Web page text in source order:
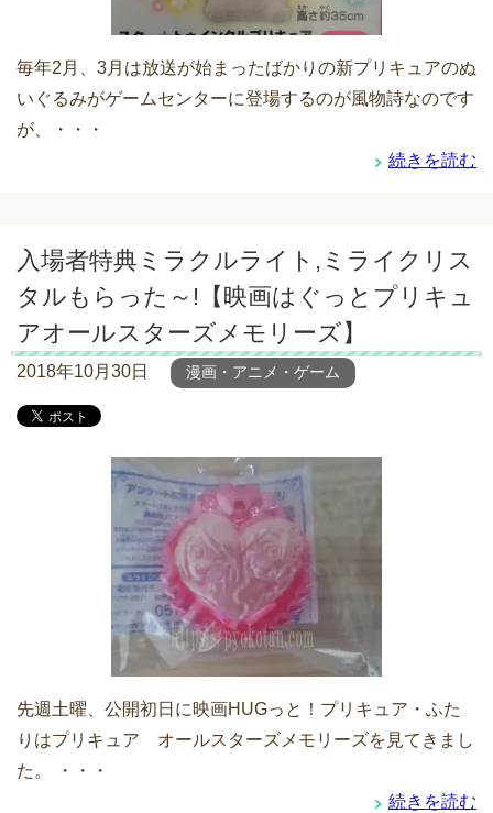
毎年2月、3月は放送が始まったばかりの新プリキュアのぬ
いぐるみがゲームセンターに登場するのが風物詩なのです
が、・・・
続きを読む
入場者特典ミラクルライト,ミライクリス
タルもらった～!【映画はぐっとプリキュ
アオールスターズメモリーズ】
2018年10月30日 漫画・アニメ・ゲーム
先週土曜、公開初日に映画HUGっと！プリキュア・ふた
りはプリキュア オールスターズメモリーズを見てきまし
た。 ・・・
続きを読む